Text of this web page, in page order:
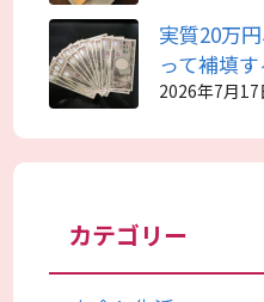
実質20万
って補填す
2026年7月17
カテゴリー